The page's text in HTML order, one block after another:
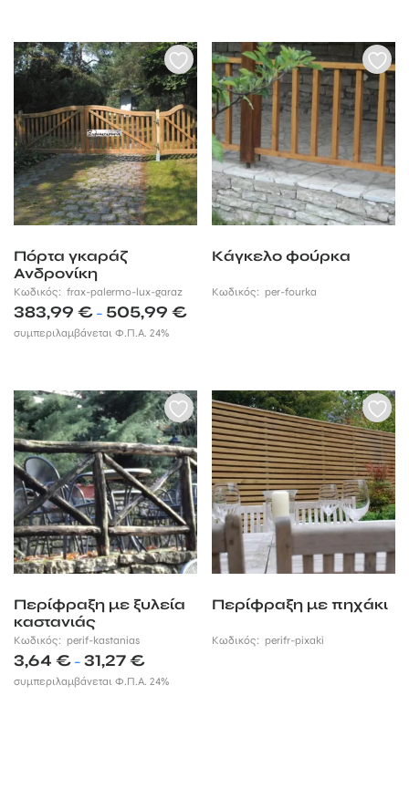
Πόρτα γκαράζ
Ανδρονίκη
Κωδικός: frax-palermo-lux-garaz
383,99 € – 505,99 €
συμπεριλαμβάνεται Φ.Π.Α. 24%
Κάγκελο φούρκα
Κωδικός:per-fourka
Περίφραξη με ξυλεία
καστανιάς
Κωδικός: perif-kastanias
3,64 € – 31,27€
range:
συμπεριλαμβάνεται Φ.Π.Α. 24%
Περίφραξη με πηχάκι
Κωδικός:perifr-pixaki